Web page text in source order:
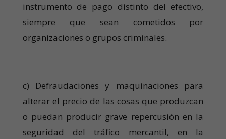
instrumento de pago distinto del efectivo,
siempre que sean cometidos por
organizaciones o grupos criminales.
c) Defraudaciones y maquinaciones para
alterar el precio de las cosas que produzcan
o puedan producir grave repercusión en la
seguridad del tráfico mercantil, en la